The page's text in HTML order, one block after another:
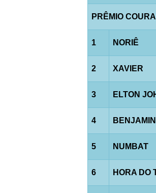
PRÊMIO
1 NORIÊ
2 XAVIER
3 ELTON
4
5 NUMBAT
6 HORA DO